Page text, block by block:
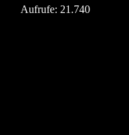
Aufrufe: 21.740